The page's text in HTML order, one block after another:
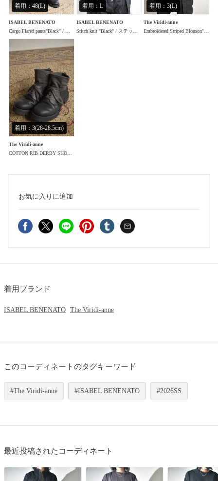
着用：48(L)
ISABEL BENENATO
着用：L
ISABEL BENENATO
着用：3(L)
The Viridi-anne
着用：3(28-28.5cm)
The Viridi-anne
お気に入り に追加
着用ブランド
ISABEL BENENATO The Viridi-anne
このコーディネートのタグキーワード
The Viridi-anne ISABEL BENENATO 2026SS
最近投稿されたコーディネート